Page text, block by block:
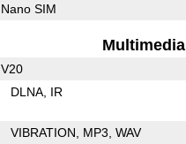
Nano SIM
Multimedia
V20
DLNA IR
VIBRATION MP3 WAV